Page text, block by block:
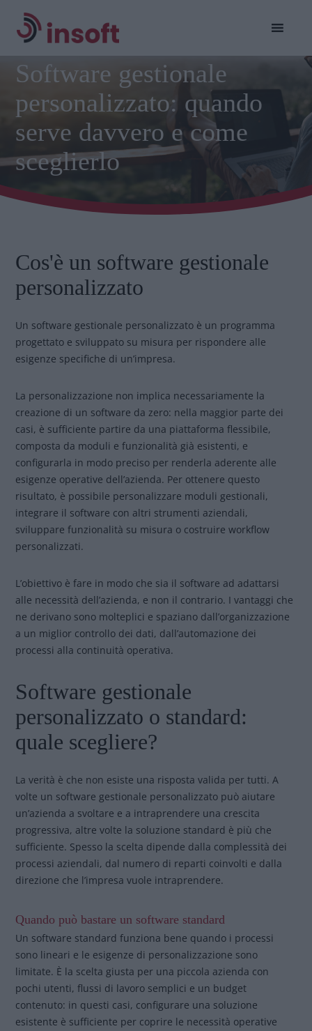
Software gestionale
personalizzato: quando
serve davvero e come
sceglierlo
Cos'è un software gestionale
personalizzato
Un software gestionale personalizzato è un programma
progettato e sviluppato su misura per rispondere alle
esigenze specifiche di un’impresa.
La personalizzazione non implica necessariamente la
creazione di un software da zero: nella maggior parte dei
casi, è sufficiente partire da una piattaforma flessibile,
composta da moduli e funzionalità già esistenti, e
configurarla in modo preciso per renderla aderente alle
esigenze operative dell’azienda. Per ottenere questo
risultato, è possibile personalizzare moduli gestionali,
integrare il software con altri strumenti aziendali,
sviluppare funzionalità su misura o costruire workflow
personalizzati.
L’obiettivo è fare in modo che sia il software ad adattarsi
alle necessità dell’azienda, e non il contrario. I vantaggi che
ne derivano sono molteplici e spaziano dall’organizzazione
a un miglior controllo dei dati, dall’automazione dei
processi alla continuità operativa.
Software gestionale
personalizzato o standard:
quale scegliere?
La verità è che non esiste una risposta valida per tutti. A
volte un software gestionale personalizzato può aiutare
un’azienda a svoltare e a intraprendere una crescita
progressiva, altre volte la soluzione standard è più che
sufficiente. Spesso la scelta dipende dalla complessità dei
processi aziendali, dal numero di reparti coinvolti e dalla
direzione che l’impresa vuole intraprendere.
Quando può bastare un software standard
Un software standard funziona bene quando i processi
sono lineari e le esigenze di personalizzazione sono
limitate. È la scelta giusta per una piccola azienda con
pochi utenti, flussi di lavoro semplici e un budget
contenuto: in questi casi, configurare una soluzione
esistente è sufficiente per coprire le necessità operative